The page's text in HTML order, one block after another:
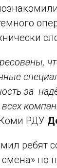
за
РДУ
ребят
по